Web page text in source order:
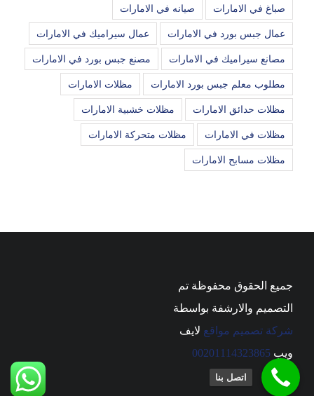
صباغ في الامارات صيانه في الامارات
عمال جبس بورد في الامارات عمال سيراميك في الامارات
مصانع سيراميك في الامارات مصنع جبس بورد في الامارات
مطلوب معلم جبس بورد الامارات مظلات الامارات
مظلات حدائق الامارات مظلات خشبية الامارات
مظلات في الامارات مظلات متحركة الامارات
مظلات مسابح الامارات
جميع الحقوق محفوظة تم
التصميم والارشفة بواسطة
شركة تصميم مواقع لايف
ويب 00201114323865
اتصل بنا